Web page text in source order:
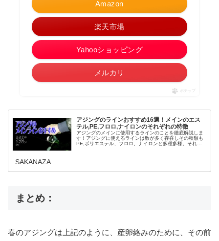
Amazon
楽天市場
Yahooショッピング
メルカリ
ポチップ
アジングのラインおすすめ16選！メインのエス
テル,PE,フロロ,ナイロンのそれぞれの特徴
アジングのメインに使用するラインのことを徹底解説しま
す！アジングに使えるラインは数が多く存在しその種類も
PE,ポリエステル、フロロ、ナイロンと多種多様。それぞ
SAKANAZA
まとめ：
春のアジングは上記のように、産卵絡みのために、その前